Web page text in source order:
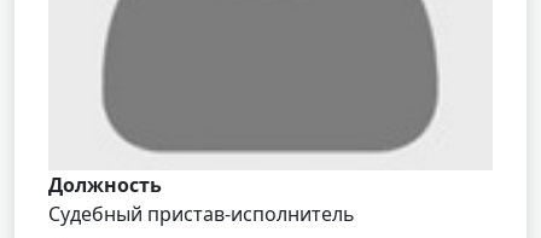
Должность
Судебный пристав-исполнитель